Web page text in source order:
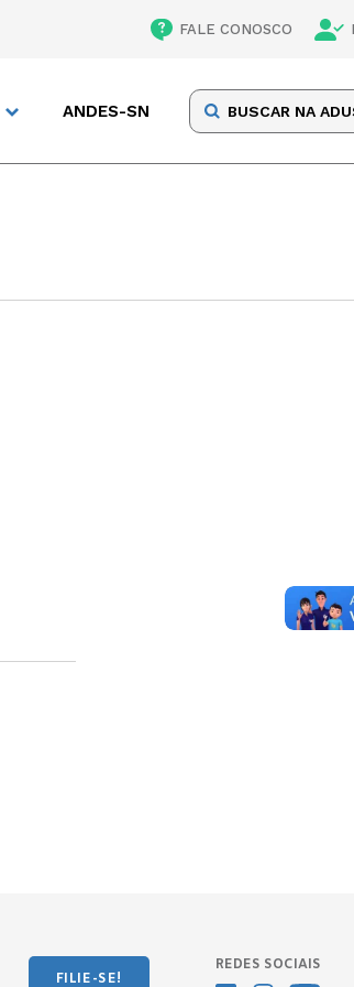
FALE CONOSCO
ANDES-SN
FILIE-SE!
REDES SOCIAIS